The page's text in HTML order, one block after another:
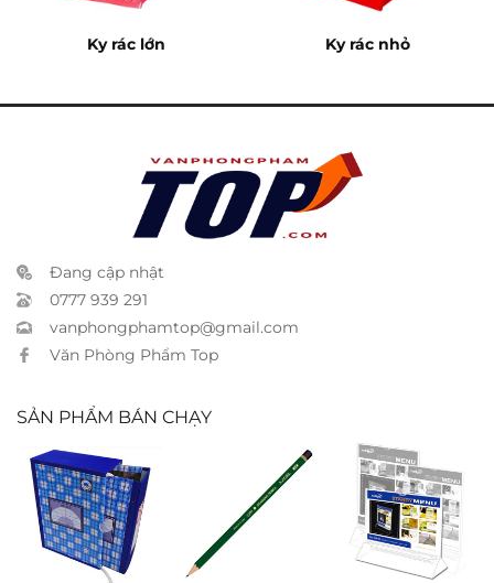
Ky rác lớn Ky rác nhỏ
Đang cập nhật
0777 939 291
vanphongphamtop@gmail.com
Văn Phòng Phẩm Top
SẢN PHẨM BÁN CHẠY
Bìa hộp giấy
15cm
Bút chì Adel
Khung menu
Xukiva 191 A7